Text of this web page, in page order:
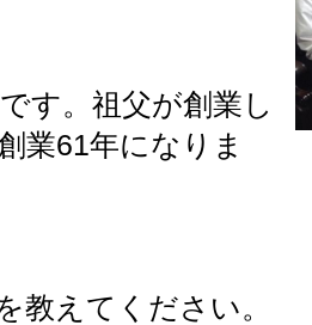
す。祖父が創業し
業61年になりま
教えてください。